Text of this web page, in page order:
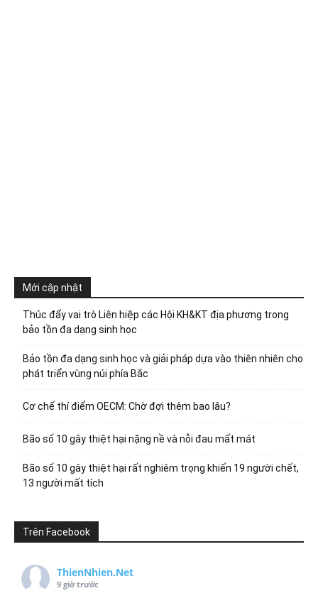
Mới cập nhật
Thúc đẩy vai trò Liên hiệp các Hội KH&KT địa phương trong
bảo tồn đa dạng sinh học
Bảo tồn đa dạng sinh học và giải pháp dựa vào thiên nhiên cho
phát triển vùng núi phía Bắc
Cơ chế thí điểm OECM: Chờ đợi thêm bao lâu?
Bão số 10 gây thiệt hại nặng nề và nỗi đau mất mát
Bão số 10 gây thiệt hại rất nghiêm trọng khiến 19 người chết,
13 người mất tích
Trên Facebook
ThienNhien.Net
9 giờ trước